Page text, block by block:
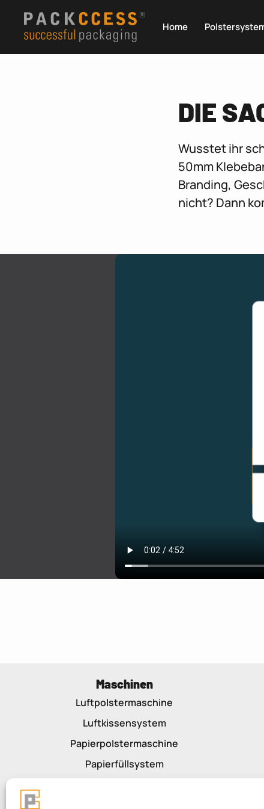
Home
DIE
Wusstet ihr
50mm
Branding,
nicht? Dann
Maschinen
Luftpolstermaschine
Luftkissensystem
Papierpolstermaschine
Papierfüllsystem